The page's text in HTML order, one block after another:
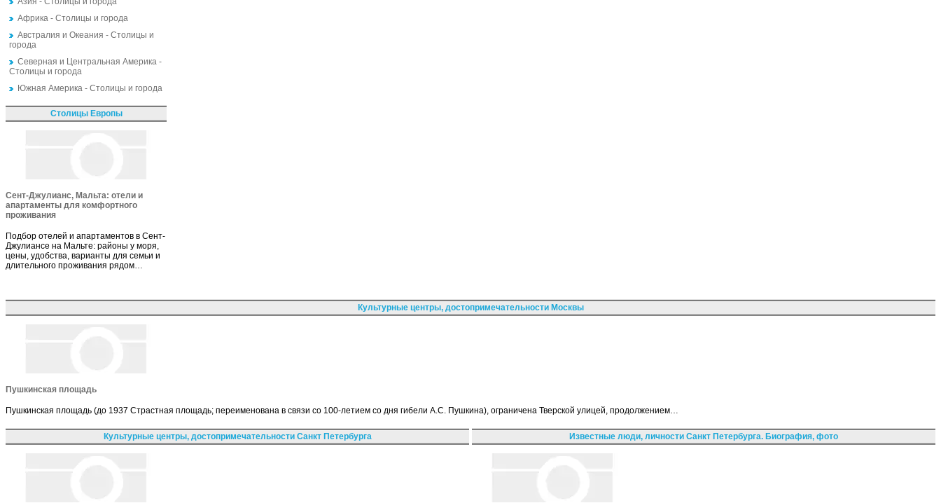
Африка - Столицы и города
Австралия и Океания - Столицы и
города
Северная и Центральная Америка -
Столицы и города
Южная Америка - Столицы и города
Столицы Европы
Сент-Джулианс, Мальта: отели и
апартаменты для комфортного
проживания
Подбор отелей и апартаментов в Сент-
Джулиансе на Мальте: районы у моря,
цены, удобства, варианты для семьи и
длительного проживания рядом…
Культурные центры, достопримечательности Москвы
Пушкинская площадь
Пушкинская площадь (до 1937 Страстная площадь; переименована в связи со 100-летием со дня гибели А.С. Пушкина), ограничена Тверской улицей, продолжением…
Культурные центры, достопримечательности Санкт Петербурга Известные люди, личности Санкт Петербурга. Биография, фото